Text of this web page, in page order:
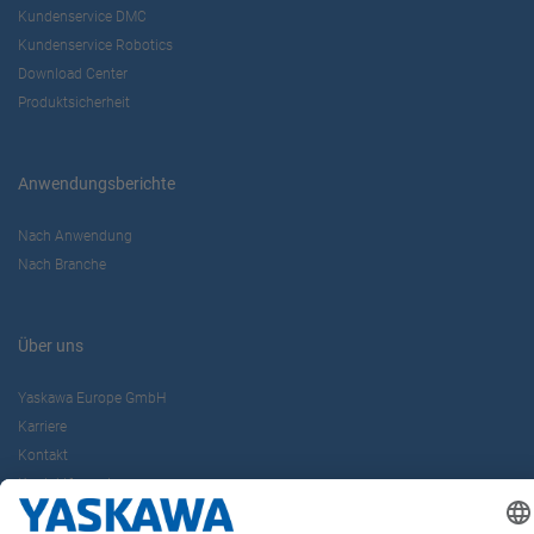
Kundenservice DMC
Kundenservice Robotics
Download Center
Produktsicherheit
Anwendungsberichte
Nach Anwendung
Nach Branche
Über uns
Yaskawa Europe GmbH
Karriere
Kontakt
Kontaktformular
Newsletter